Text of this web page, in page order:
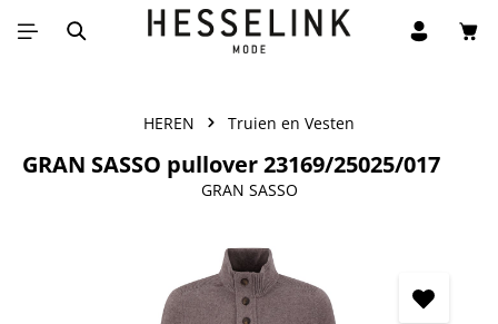
Ga naar de hoofdinhoud
HEREN Truien en Vesten
GRAN SASSO pullover 23169/25025/017
GRAN SASSO